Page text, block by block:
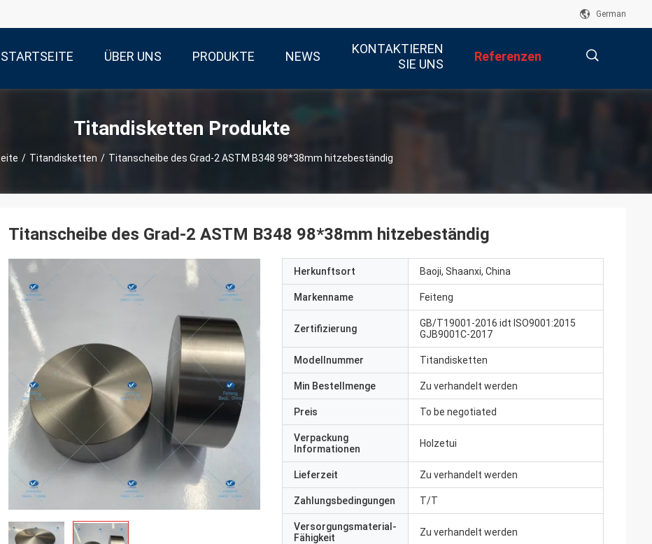
German
STARTSEITE ÜBER UNS PRODUKTE NEWS
KONTAKTIEREN
SIE UNS
Referenzen
Titandisketten Produkte
/ Titandisketten / Titanscheibe des Grad-2 ASTM B348 98*38mm hitzebeständig
Titanscheibe des Grad-2 ASTM B348 98*38mm hitzebeständig
Herkunftsort Baoji, Shaanxi, China
Markenname Feiteng
Zertifizierung
GB/T19001-2016 idt ISO9001:2015
GJB9001C-2017
Modellnummer Titandisketten
Min Bestellmenge Zu verhandelt werden
Preis To be negotiated
Verpackung
Informationen
Holzetui
Lieferzeit Zu verhandelt werden
Zahlungsbedingungen T/T
Versorgungsmaterial-
Fähigkeit
Zu verhandelt werden